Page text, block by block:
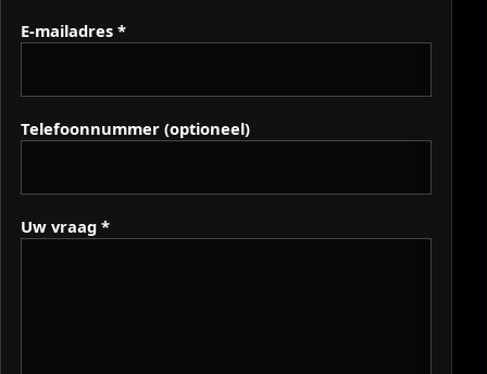
E-mailadres *
Telefoonnummer (optioneel)
Uw vraag *